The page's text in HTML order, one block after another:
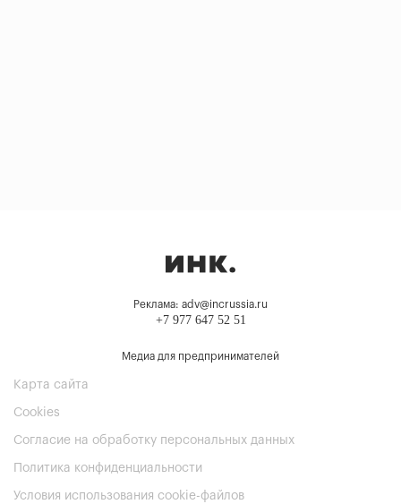
Реклама: adv@incrussia.ru
+7 977 647 52 51
Медиа для предпринимателей
Карта сайта
Cookies
Согласие на обработку персональных данных
Политика конфиденциальности
Условия использования cookie-файлов